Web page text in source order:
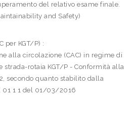
del relativo esame finale.
and Safety)
per KGT/P) :
alla circolazione (CAC) in regime di
strada-rotaia KGT/P - Conformità alla
secondo quanto stabilito dalla
01 1 1 del 01/03/2016